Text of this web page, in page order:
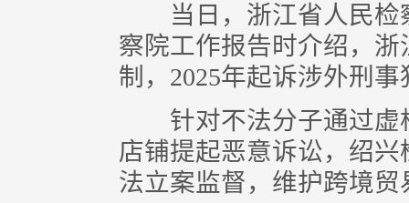
当日，浙江省人民检
察院工作报告时介绍，
制，2025年起诉涉外刑事
针对不法分子通过虚
店铺提起恶意诉讼，绍
法立案监督，维护跨境贸